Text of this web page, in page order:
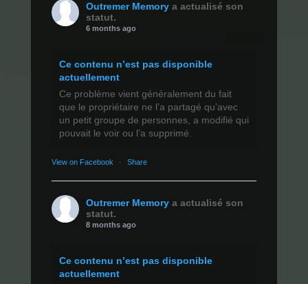
Outremer Memory a actualisé son
statut.
6 months ago
Ce contenu n’est pas disponible
actuellement
Ce problème vient généralement du fait
que le propriétaire ne l’a partagé qu’avec
un petit groupe de personnes, a modifié qui
pouvait le voir ou l’a supprimé.
View on Facebook · Share
Outremer Memory a actualisé son
statut.
8 months ago
Ce contenu n’est pas disponible
actuellement